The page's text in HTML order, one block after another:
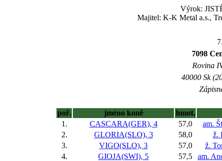
Výrok:
Majitel: K-K Metal a.s.,
7098
Rovina
40000 Sk
poř. jméno koně
hmot.
1.
CASCARA(GER), 4 57,0
am.
2.
GLORIA(SLO), 3 58,0
ž.
3.
VIGO(SLO), 3 57,0
ž.
4.
GIOJA(SWI), 5 57,5
am.